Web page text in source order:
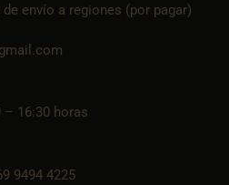
envío a regiones (por pagar)
– 16:30 horas
9494 4225